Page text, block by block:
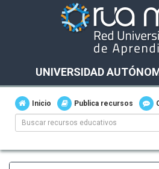
UNIVERSIDAD
Inicio Publica recursos